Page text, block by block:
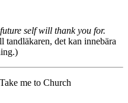
self will thank you for.
tandläkaren, det kan innebära
me to Church